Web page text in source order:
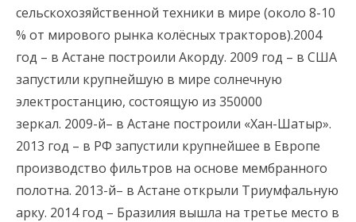
сельскохозяйственной техники в мире (около 8-10
% от мирового рынка колёсных тракторов).2004
год – в Астане построили Акорду. 2009 год – в США
запустили крупнейшую в мире солнечную
электростанцию, состоящую из 350000
зеркал. 2009-й– в Астане построили «Хан-Шатыр».
2013 год – в РФ запустили крупнейшее в Европе
производство фильтров на основе мембранного
полотна. 2013-й– в Астане открыли Триумфальную
арку. 2014 год – Бразилия вышла на третье место в